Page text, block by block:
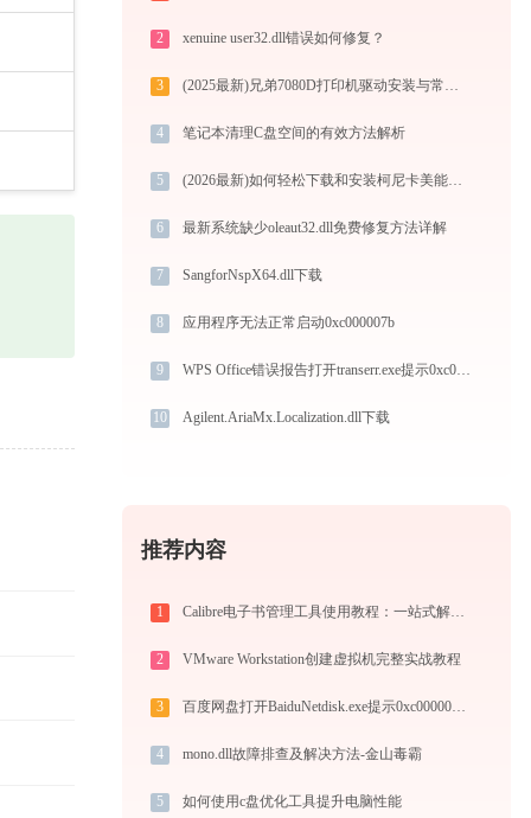
2 xenuine user32.dll错误如何修复？
3 (2025最新)兄弟7080D打印机驱动安装与常见问题权威指南（官方工程师解读）
4 笔记本清理C盘空间的有效方法解析
5 (2026最新)如何轻松下载和安装柯尼卡美能达MagiColor 2350打印机驱动？跟着这篇指南走
6 最新系统缺少oleaut32.dll免费修复方法详解
7 SangforNspX64.dll下载
8 应用程序无法正常启动0xc000007b
9 WPS Office错误报告打开transerr.exe提示0xc000000d错误码怎么办
10 Agilent.AriaMx.Localization.dll下载
推荐内容
1 Calibre电子书管理工具使用教程：一站式解决电子书格式转换、元数据管理与设备同步
2 VMware Workstation创建虚拟机完整实战教程
3 百度网盘打开BaiduNetdisk.exe提示0xc000007b错误码怎么办
4 mono.dll故障排查及解决方法-金山毒霸
5 如何使用c盘优化工具提升电脑性能